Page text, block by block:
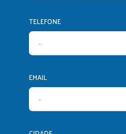
TELEFONE
EMAIL